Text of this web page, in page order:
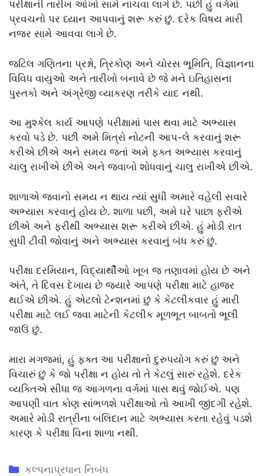
પરીક્ષાની તારીખ આંખો સામે નાચવા લાગે છે. પછી હું વર્ગમાં
પ્રવચનો પર ધ્યાન આપવાનું શરૂ કરું છું. દરેક વિષય મારી
નજર સામે આવવા લાગે છે.
જટિલ ગણિતના પ્રશ્નો, ત્રિકોણ અને ચોરસ ભૂમિતિ, વિજ્ઞાનના
વિવિધ વાયુઓ અને તારીખો બનાવે છે જે મને ઇતિહાસના
પુસ્તકો અને અંગ્રેજી વ્યાકરણ તરીકે યાદ નથી.
આ મુશ્કેલ કાર્ય આપણે પરીક્ષામાં પાસ થવા માટે અભ્યાસ
કરવો પડે છે. પછી અમે મિત્રો નોટની આપ-લે કરવાનું શરૂ
કરીએ છીએ અને સમય જતાં અમે ફક્ત અભ્યાસ કરવાનું
ચાલુ રાખીએ છીએ અને જવાબો શોધવાનું ચાલુ રાખીએ છીએ.
શાળાએ જવાનો સમય ન થાય ત્યાં સુધી અમારે વહેલી સવારે
અભ્યાસ કરવાનું હોય છે. શાળા પછી, અમે ઘરે પાછા ફરીએ
છીએ અને ફરીથી અભ્યાસ શરૂ કરીએ છીએ. હું મોડી રાત
સુધી ટીવી જોવાનું અને અભ્યાસ કરવાનું બંધ કરું છું.
પરીક્ષા દરમિયાન, વિદ્યાર્થીઓ ખૂબ જ તણાવમાં હોય છે અને
અંતે, તે દિવસ દેખાય છે જ્યારે આપણે પરીક્ષા માટે હાજર
થઈએ છીએ. હું એટલો ટેન્શનમાં છું કે કેટલીકવાર હું મારી
પરીક્ષા માટે લઈ જવા માટેની કેટલીક મૂળભૂત બાબતો ભૂલી
જાઉં છું.
મારા મગજમાં, હું ફક્ત આ પરીક્ષાનો દુરુપયોગ કરું છું અને
વિચારું છું કે જો પરીક્ષા ન હોય તો તે કેટલું સારું રહેશે. દરેક
વ્યક્તિએ સીધા જ આગળના વર્ગમાં પાસ થવું જોઈએ. પણ
આપણી વાત કોણ સાંભળશે પરીક્ષાઓ તો આખી જીંદગી રહેશે.
અમારે મોડી રાત્રીના બલિદાન માટે અભ્યાસ કરતા રહેવું પડશે
કારણ કે પરીક્ષા વિના શાળા નથી.
Categories
કલ્પનાપ્રધાન નિબંધ